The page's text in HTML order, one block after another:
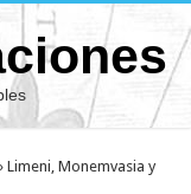
Limeni, Monemvasia y